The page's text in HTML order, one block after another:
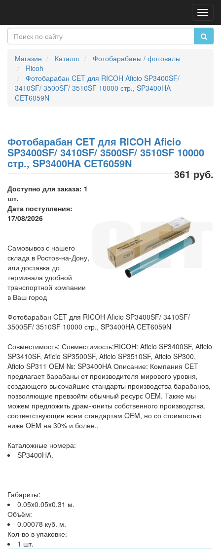
Магазин Каталог
Фотобарабаны / фотовалы
Ricoh
Фотобарабан CET для RICOH Aficio SP3400SF/
3410SF/ 3500SF/ 3510SF 10000 стр., SP3400HA
CET6059N
Фотобарабан CET для RICOH Aficio
SP3400SF/ 3410SF/ 3500SF/ 3510SF 10000
стр., SP3400HA CET6059N
361 руб.
Доступно для заказа: 1
шт.
Дата поступления:
17/08/2026
Самовывоз с нашего
склада в Ростов-на-Дону,
или доставка до
терминала удобной
транспортной компании
в Ваш город
Фотобарабан CET для RICOH Aficio SP3400SF/ 3410SF/
3500SF/ 3510SF 10000 стр., SP3400HA CET6059N
Совместимость: Совместимость:RICOH: Aficio SP3400SF, Aficio
SP3410SF, Aficio SP3500SF, Aficio SP3510SF, Aficio SP300,
Aficio SP311 OEM №: SP3400HA Описание: Компания CET
предлагает барабаны от производителя мирового уровня,
создающего высочайшие стандарты производства барабанов,
позволяющие превзойти обычный ресурс OEM. Также мы
можем предложить драм-юниты собственного производства,
соответствующие всем стандартам OEM, но со стоимостью
ниже OEM на 30% и более..
Каталожные номера:
SP3400HA.
Габариты:
0.05x0.05x0.31 м.
Объём:
0.00078 куб. м.
Кол-во в упаковке:
1 шт.